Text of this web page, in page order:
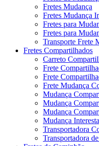
Fretes Mudança
Fretes Mudança
Fretes para
Fretes para
Transporte Frete
Fretes Compartilhados
Carreto
Frete
Frete
Frete Mudança
Mudança
Mudança
Mudança
Mudança
Transportadora
Transportadora